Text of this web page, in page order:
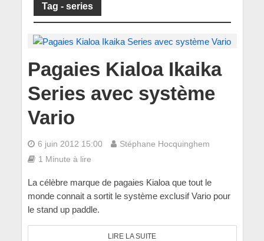
Tag - series
Pagaies Kialoa Ikaika
Series avec système
Vario
6 juin 2012 15:00
Stéphane Hocquinghem
1 Minute à lire
La célèbre marque de pagaies Kialoa que tout le
monde connait a sortit le système exclusif Vario pour
le stand up paddle.
LIRE LA SUITE